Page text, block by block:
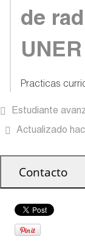
de
UNER
Practicas
Estudiante
Actualizado